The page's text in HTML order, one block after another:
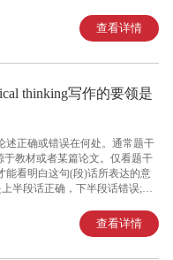
查看详情
thinking写作的要领是
述正确或错误在何处。通常题干
于教材或者某篇论文。仅看题干
能看明白这句(段)话所表达的意
半段话正确，下半段话错误;也
不准的情况下，也可以先行预设
中)。
查看详情